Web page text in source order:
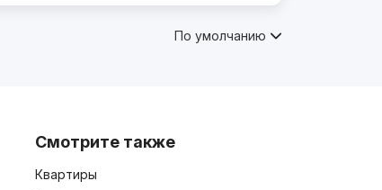
По умолчанию
Смотрите также
Квартиры